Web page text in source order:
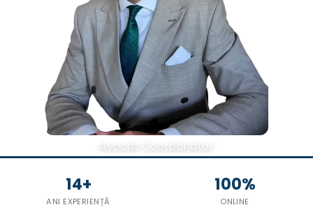
Avocat Coordonator
14+
ANI EXPERIENȚĂ
100%
ONLINE